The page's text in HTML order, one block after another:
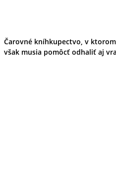
Čarovné kníhkupectvo, v
však musia pomôcť odhaliť aj